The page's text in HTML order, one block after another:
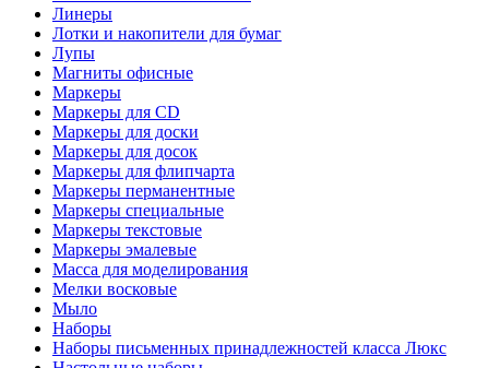
Линеры
Лотки и накопители для бумаг
Лупы
Магниты офисные
Маркеры
Маркеры для CD
Маркеры для доски
Маркеры для досок
Маркеры для флипчарта
Маркеры перманентные
Маркеры специальные
Маркеры текстовые
Маркеры эмалевые
Масса для моделирования
Мелки восковые
Мыло
Наборы
Наборы письменных принадлежностей класса Люкс